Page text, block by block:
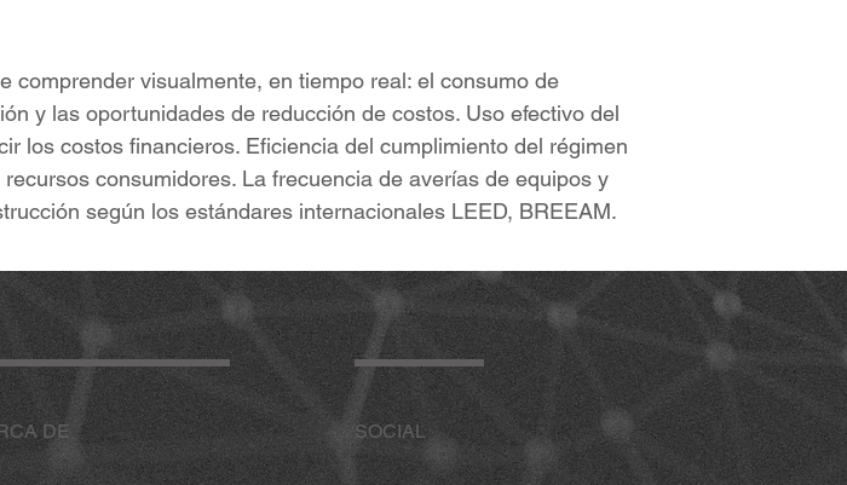
comprender visualmente, en tiempo real: el consumo de
y las oportunidades de reducción de costos. Uso efectivo del
los costos financieros. Eficiencia del cumplimiento del régimen
consumidores. La frecuencia de averías de equipos y
según los estándares internacionales LEED, BREEAM.
DE SOCIAL